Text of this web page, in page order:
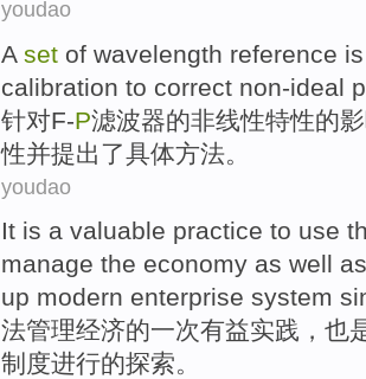
youdao
A set of wavelength reference
calibration to correct non-ideal
针对F-P滤波器的非线性特性的
性并提出了具体方法。
youdao
It is a valuable practice to use
manage the economy as well
up modern enterprise system
法管理经济的一次有益实践 ， 也
制度进行的探索。